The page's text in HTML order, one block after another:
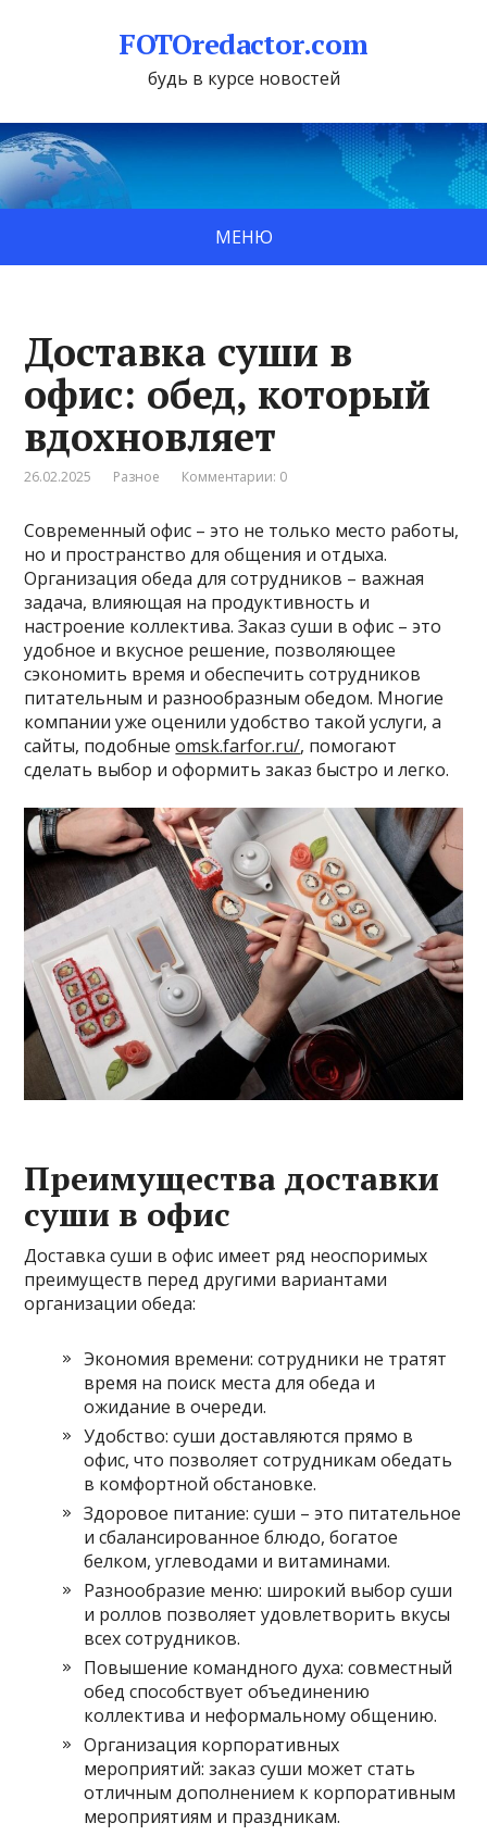
FOTOredactor.com
будь в курсе новостей
МЕНЮ
Доставка суши в
офис: обед, который
вдохновляет
26.02.2025 Разное Комментарии: 0
Современный офис – это не только место работы,
но и пространство для общения и отдыха.
Организация обеда для сотрудников – важная
задача, влияющая на продуктивность и
настроение коллектива. Заказ суши в офис – это
удобное и вкусное решение, позволяющее
сэкономить время и обеспечить сотрудников
питательным и разнообразным обедом. Многие
компании уже оценили удобство такой услуги, а
сайты, подобныеomsk.farfor.ru/, помогают
сделать выбор и оформить заказ быстро и легко.
Преимущества доставки
суши в офис
Доставка суши в офис имеет ряд неоспоримых
преимуществ перед другими вариантами
организации обеда:
Экономия времени: сотрудники не тратят
время на поиск места для обеда и
ожидание в очереди.
Удобство: суши доставляются прямо в
офис, что позволяет сотрудникам обедать
в комфортной обстановке.
Здоровое питание: суши – это питательное
и сбалансированное блюдо, богатое
белком, углеводами и витаминами.
Разнообразие меню: широкий выбор суши
и роллов позволяет удовлетворить вкусы
всех сотрудников.
Повышение командного духа: совместный
обед способствует объединению
коллектива и неформальному общению.
Организация корпоративных
мероприятий: заказ суши может стать
отличным дополнением к корпоративным
мероприятиям и праздникам.